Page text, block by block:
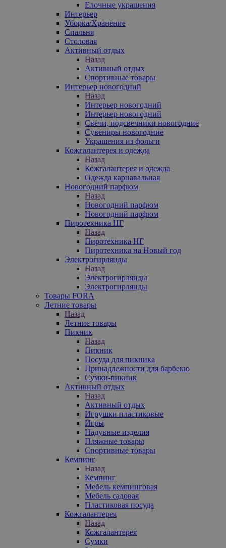
Елочные украшения
Интерьер
Уборка/Хранение
Спальня
Столовая
Активный отдых
Назад
Активный отдых
Спортивные товары
Интерьер новогодний
Назад
Интерьер новогодний
Интерьер новогодний
Свечи, подсвечники новогодние
Сувениры новогодние
Украшения из фольги
Кожгалантерея и одежда
Назад
Кожгалантерея и одежда
Одежда карнавальная
Новогодний парфюм
Назад
Новогодний парфюм
Новогодний парфюм
Пиротехника НГ
Назад
Пиротехника НГ
Пиротехника на Новый год
Электрогирлянды
Назад
Электрогирлянды
Электрогирлянды
Товары FORA
Летние товары
Назад
Летние товары
Пикник
Назад
Пикник
Посуда для пикника
Принадлежности для барбекю
Сумки-пикник
Активный отдых
Назад
Активный отдых
Игрушки пластиковые
Игры
Надувные изделия
Пляжные товары
Спортивные товары
Кемпинг
Назад
Кемпинг
Мебель кемпинговая
Мебель садовая
Пластиковая посуда
Кожгалантерея
Назад
Кожгалантерея
Сумки